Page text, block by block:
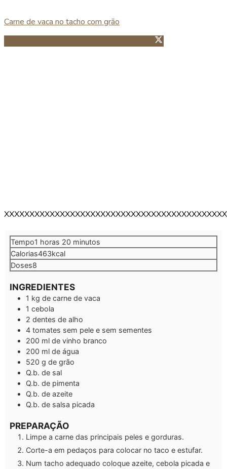
Carne de vaca no tacho com grão
Guardar no Pinterest
Tempo1 hora
horas 20 minutos
minutos
Calorias463kcal
Doses8
INGREDIENTES
1 kg de carne de vaca
1 cebola
2 dentes de alho
4 tomates sem pele e sem sementes
200 ml de vinho branco
200 ml de água
520 g de grão
Q.b. de sal
Q.b. de pimenta
Q.b. de azeite
Q.b. de salsa picada
PREPARAÇÃO
Limpe a carne das principais peles e gorduras.
Corte-a em pedaços para colocar no taco e estufar.
Num tacho adequado coloque azeite, cebola picada e